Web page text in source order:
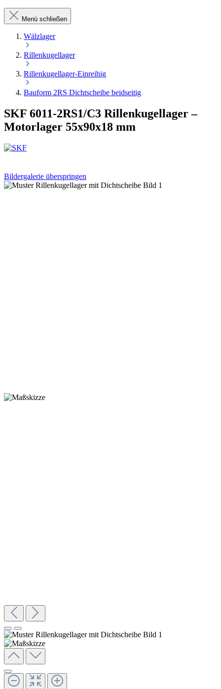
Menü schließen
Wälzlager
Rillenkugellager
Rillenkugellager-Einreihig
Bauform 2RS Dichtscheibe beidseitig
SKF 6011-2RS1/C3 Rillenkugellager –
Motorlager 55x90x18 mm
Bildergalerie überspringen